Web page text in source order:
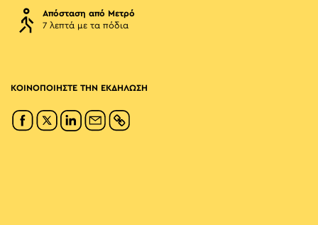
Απόσταση από Μετρό
7 λεπτά με τα πόδια
ΚΟΙΝΟΠΟΙΗΣΤΕ ΤΗΝ ΕΚΔΗΛΩΣΗ